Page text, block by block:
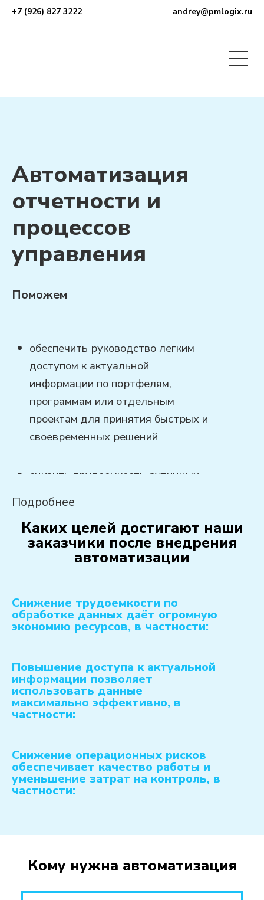
+7 (926) 827 3222 andrey@pmlogix.ru
Автоматизация
отчетности и
процессов
управления
Поможем
обеспечить руководство легким
доступом к актуальной
информации по портфелям,
программам или отдельным
проектам для принятия быстрых и
своевременных решений
снизить трудоемкость рутинных
недели рабочего времени на
ручной кропотливой работе
избавиться от операционных
повысить качество работы и
снизить затраты на контроль
Что входит в услугу
результатов для проекта
внедрения ИСУП, помощь в
выборе оптимального решения
подбор и конфигурирование
(мы внедряем ИСУП на базе
1С:Корадиум, Jira, X-Lance, no-
Подробнее
Каких целей достигают наши
заказчики после внедрения
автоматизации
Снижение трудоемкости по
обработке данных даёт огромную
экономию ресурсов, в частности:
Повышение доступа к актуальной
информации позволяет
использовать данные
максимально эффективно, в
частности:
Снижение операционных рисков
обеспечивает качество работы и
уменьшение затрат на контроль, в
частности:
Кому нужна автоматизация